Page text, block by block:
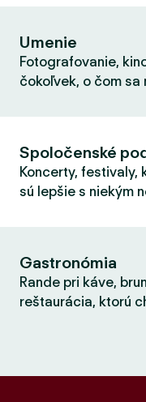
Umenie
Fotografovanie,
čokoľvek, o čom
Spoločenské
Koncerty, festivaly,
sú lepšie s niekým
Gastronómia
Rande pri káve,
reštaurácia, ktorú